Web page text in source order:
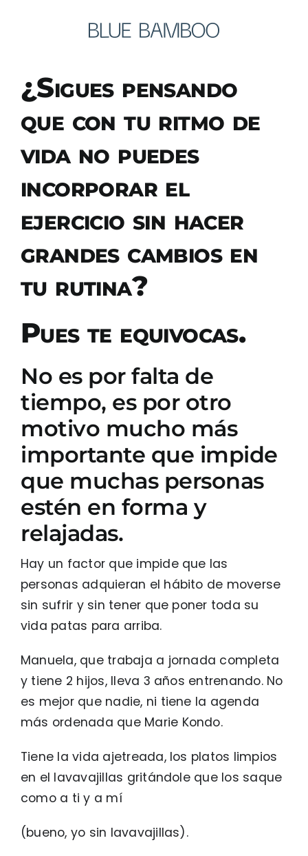
¿Sigues pensando
que con tu ritmo de
vida no puedes
incorporar el
ejercicio sin hacer
grandes cambios en
tu rutina?
Pues te equivocas.
No es por falta de
tiempo, es por otro
motivo mucho más
importante que impide
que muchas personas
estén en forma y
relajadas.
Hay un factor que impide que las
personas adquieran el hábito de moverse
sin sufrir y sin tener que poner toda su
vida patas para arriba.
Manuela, que trabaja a jornada completa
y tiene 2 hijos, lleva 3 años entrenando. No
es mejor que nadie, ni tiene la agenda
más ordenada que Marie Kondo.
Tiene la vida ajetreada, los platos limpios
en el lavavajillas gritándole que los saque
como a ti y a mí
(bueno, yo sin lavavajillas).